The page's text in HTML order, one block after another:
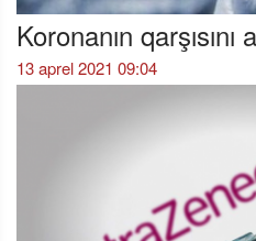
Koronanın
13 aprel 2021 09:04